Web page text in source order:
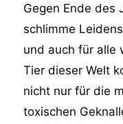
Gegen Ende des
schlimme
und auch für alle
Tier dieser Welt
nicht nur für die
toxischen